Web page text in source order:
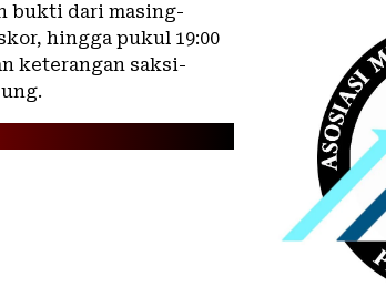
bukti dari masing-
hingga pukul 19:00
keterangan saksi-